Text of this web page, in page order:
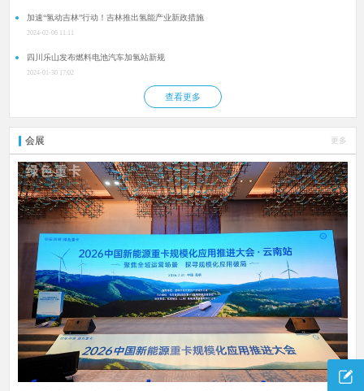
加速“氢动吉林”行动！吉林推出氢能产业新政措施
2024-02-06 11:11
四川乐山发布燃料电池汽车加氢站新规
2024-01-30 17:02
查看更多
会展 更多